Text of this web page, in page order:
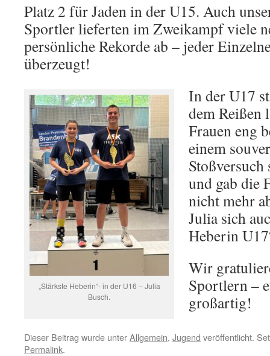
Platz 2 für Jaden in der U15. Auch
Sportler lieferten im Zweikampf viele
persönliche Rekorde ab – jeder
überzeugt!
„Stärkste Heberin“- in der U16 – Julia
Busch.
In der U17
dem Reißen
Frauen eng
einem
Stoßversuch
und gab die
nicht mehr
Julia sich
Heberin
Wir
Sportlern –
großartig!
Dieser Beitrag wurde unterAllgemein, Jugend veröffentlicht.
Permalink.